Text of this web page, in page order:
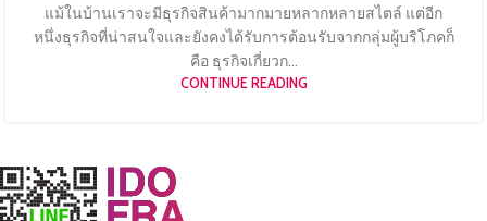
แม้ในบ้านเราจะมีธุรกิจสินค้ามากมายหลากหลายสไตล์ แต่อีก
หนึ่งธุรกิจที่น่าสนใจและยังคงได้รับการต้อนรับจากกลุ่มผู้บริโภคก็
คือ ธุรกิจเกี่ยวก...
CONTINUE READING